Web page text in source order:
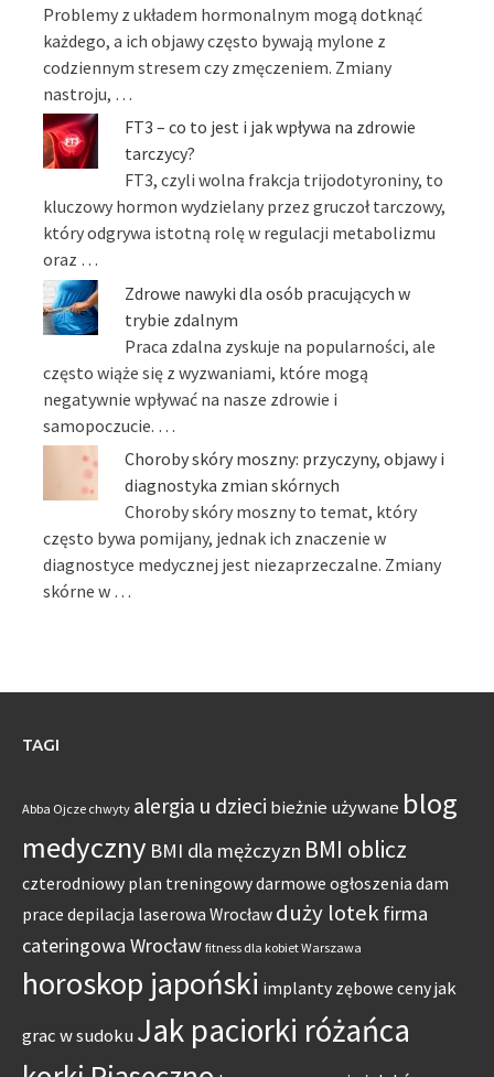
Problemy z układem hormonalnym mogą dotknąć
każdego, a ich objawy często bywają mylone z
codziennym stresem czy zmęczeniem. Zmiany
nastroju, …
FT3 – co to jest i jak wpływa na zdrowie
tarczycy?
FT3, czyli wolna frakcja trijodotyroniny, to
kluczowy hormon wydzielany przez gruczoł tarczowy,
który odgrywa istotną rolę w regulacji metabolizmu
oraz …
Zdrowe nawyki dla osób pracujących w
trybie zdalnym
Praca zdalna zyskuje na popularności, ale
często wiąże się z wyzwaniami, które mogą
negatywnie wpływać na nasze zdrowie i
samopoczucie. …
Choroby skóry moszny: przyczyny, objawy i
diagnostyka zmian skórnych
Choroby skóry moszny to temat, który
często bywa pomijany, jednak ich znaczenie w
diagnostyce medycznej jest niezaprzeczalne. Zmiany
skórne w …
TAGI
Abba Ojcze chwyty alergia u dzieci bieżnie używane blog
medyczny BMI dla mężczyzn BMI oblicz
czterodniowy plan treningowydarmowe ogłoszenia dam
prace depilacja laserowa Wrocław duży lotekfirma
cateringowa Wrocław fitness dla kobiet Warszawa
horoskop japoński implanty zębowe cenyjak
grac w sudoku Jak paciorki różańca